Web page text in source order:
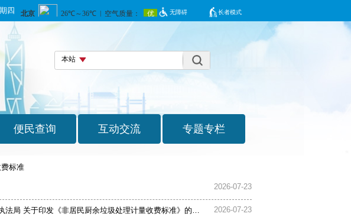
四 无障碍 长者模式
标准
2026-07-23
关于印发《非居民厨余垃圾处理计量收费标准》的通知 2026-07-23